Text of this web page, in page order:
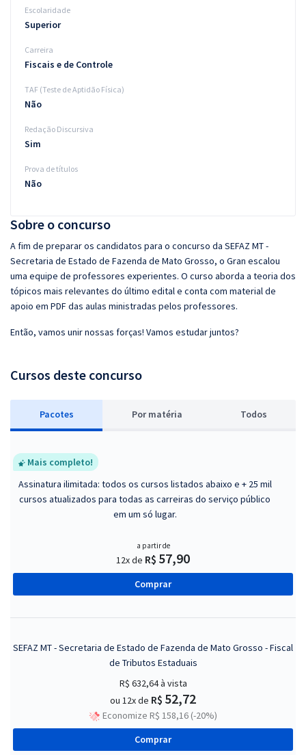
Sobre o concurso
A fim de preparar os candidatos para o concurso da SEFAZ MT -
Secretaria de Estado de Fazenda de Mato Grosso, o Gran escalou
uma equipe de professores experientes. O curso aborda a teoria dos
tópicos mais relevantes do último edital e conta com material de
apoio em PDF das aulas ministradas pelos professores.
Então, vamos unir nossas forças! Vamos estudar juntos?
Cursos deste concurso
Pacotes Por matéria Todos
Mais completo!
Assinatura ilimitada: todos os cursos listados abaixo e + 25 mil
cursos atualizados para todas as carreiras do serviço público
em um só lugar.
a partir de
12x de R$ 57,90
Comprar
SEFAZ MT - Secretaria de Estado de Fazenda de Mato Grosso - Fiscal
de Tributos Estaduais
R$ 632,64à vista
ou 12x de R$ 52,72
Economize R$ 158,16 (-20%)
Comprar
Escolaridade
Superior
Carreira
Fiscais e de Controle
TAF (Teste de Aptidão Física)
Não
Redação Discursiva
Sim
Prova de títulos
Não